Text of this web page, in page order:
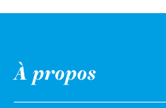
À propos